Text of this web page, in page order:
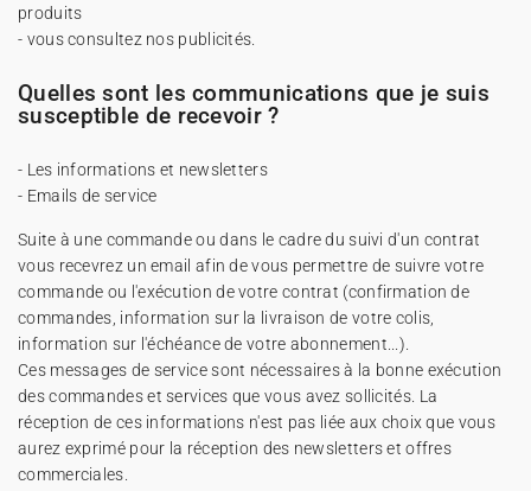
produits
- vous consultez nos publicités.
Quelles sont les communications que je suis
susceptible de recevoir ?
- Les informations et newsletters
- Emails de service
Suite à une commande ou dans le cadre du suivi d'un contrat
vous recevrez un email afin de vous permettre de suivre votre
commande ou l'exécution de votre contrat (confirmation de
commandes, information sur la livraison de votre colis,
information sur l'échéance de votre abonnement...).
Ces messages de service sont nécessaires à la bonne exécution
des commandes et services que vous avez sollicités. La
réception de ces informations n'est pas liée aux choix que vous
aurez exprimé pour la réception des newsletters et offres
commerciales.